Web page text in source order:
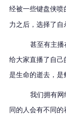
经被一些键盘侠喷
力之后，选择了自
甚至有主播
给大家直播了自己
是生命的逝去，是
我们拥有网
同的人会有不同